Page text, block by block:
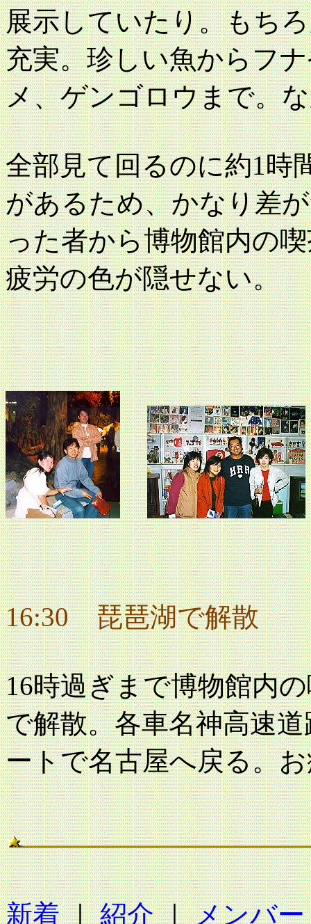
展示していたり。もち
充実。珍しい魚からフ
メ、ゲンゴロウまで。
全部見て回るのに約1時
があるため、かなり差
った者から博物館内の
疲労の色が隠せない。
16:30 琵琶湖で解散
16時過ぎまで博物館内
で解散。各車名神高速
ートで名古屋へ戻る。
新着｜紹介｜メンバー